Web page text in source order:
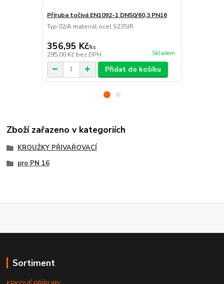
Příruba točivá EN1092-1 DN50/60,3 PN16
Typ 02/A materiál ocel S235JR
356,95 Kč/ks
295,00 Kč bez DPH Skladem
Přidat do košíku
Zboží zařazeno v kategoriích
KROUŽKY PŘIVAŘOVACÍ
pro PN 16
Sortiment